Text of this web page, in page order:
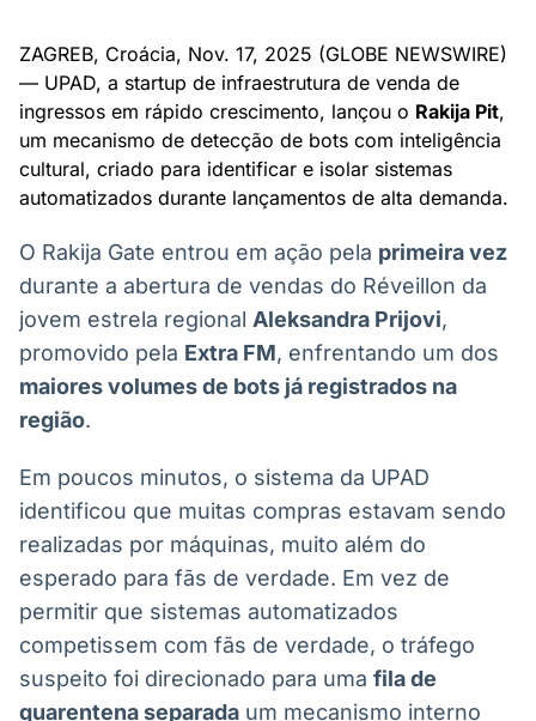
Radar
Monitoramento
inteligente de
notícias e
conteúdos
Fundos
A melhor
plataforma para
analisar fundos
de investimento
no Brasil
BroadFast
Gestão de
Em breve
Crédito
ZAGREB, Croácia, Nov. 17, 2025 (GLOBE NEWSWIRE)
— UPAD, a startup de infraestrutura de venda de
ingressos em rápido crescimento, lançou o Rakija Pit,
um mecanismo de detecção de bots com inteligência
cultural, criado para identificar e isolar sistemas
automatizados durante lançamentos de alta demanda.
O Rakija Gate entrou em ação pela primeira vez
durante a abertura de vendas do Réveillon da
jovem estrela regional Aleksandra Prijovi,
promovido pela Extra FM, enfrentando um dos
maiores volumes de bots já registrados na
região.
Em poucos minutos, o sistema da UPAD
identificou que muitas compras estavam sendo
realizadas por máquinas, muito além do
esperado para fãs de verdade. Em vez de
permitir que sistemas automatizados
competissem com fãs de verdade, o tráfego
suspeito foi direcionado para uma fila de
quarentena separada um mecanismo interno